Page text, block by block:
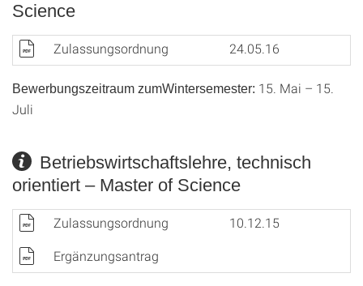
Science
Zulassungsordnung 24.05.16
Bewerbungszeitraum zumWintersemester: 15. Mai – 15.
Juli
Betriebswirtschaftslehre, technisch
orientiert – Master of Science
Zulassungsordnung
10.12.15
Ergänzungsantrag